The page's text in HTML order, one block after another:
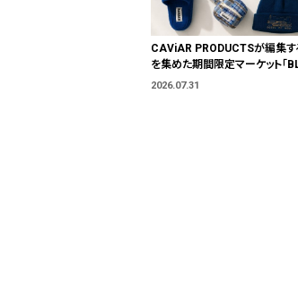
CAViAR PRODUCTSが編集す
を集めた期間限定マーケット「
T」が横浜に。ブランドではなく
2026.07.31